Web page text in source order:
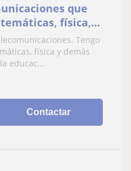
que
física,
Sevilla
Tengo
física y demás
educac...
Contactar